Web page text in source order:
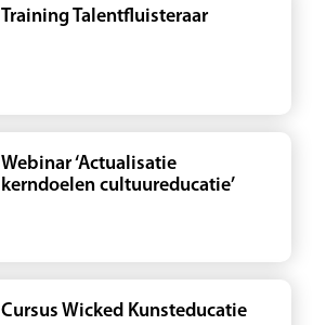
Training Talentfluisteraar
Webinar ‘Actualisatie
kerndoelen cultuureducatie’
Cursus Wicked Kunsteducatie